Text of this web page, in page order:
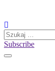
content
Szukaj:
Subscribe